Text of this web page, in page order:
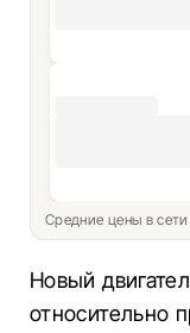
Средние цены в
Новый
относительно